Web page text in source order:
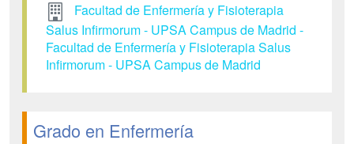
Facultad de Enfermería y Fisioterapia
Salus Infirmorum - UPSA Campus de Madrid -
Facultad de Enfermería y Fisioterapia Salus
Infirmorum - UPSA Campus de Madrid
Grado en Enfermería